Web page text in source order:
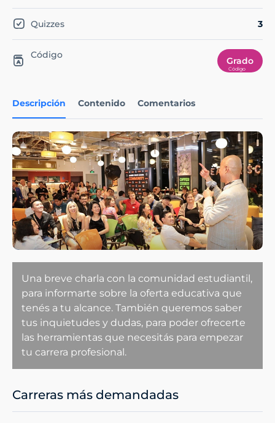
Descripción Contenido Comentarios
Una breve charla con la comunidad estudiantil,
para informarte sobre la oferta educativa que
tenés a tu alcance. También queremos saber
tus inquietudes y dudas, para poder ofrecerte
las herramientas que necesitás para empezar
tu carrera profesional.
Quizzes 3
Código
Grado
Carreras más demandadas